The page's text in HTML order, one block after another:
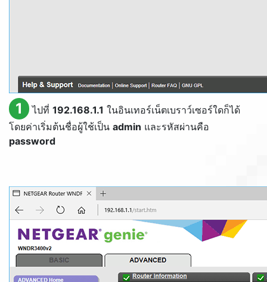
1 ไปที่ 192.168.1.1 ในอินเทอร์เน็ตเบราว์เซอร์ใดก็ได้
โดยค่าเริ่มต้นชื่อผู้ใช้เป็น admin และรหัสผ่านคือ
password